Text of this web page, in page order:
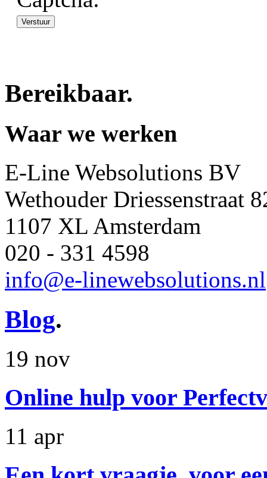
Bereikbaar.
Waar we werken
E-Line Websolutions BV
Wethouder Driessenstraat
1107 XL Amsterdam
020 - 331 4598
info@e-linewebsolutions.nl
Blog.
19 nov
Online hulp voor
11 apr